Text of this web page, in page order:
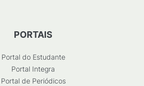
PORTAIS
Portal do Estudante
Portal Integra
Portal de Periódicos